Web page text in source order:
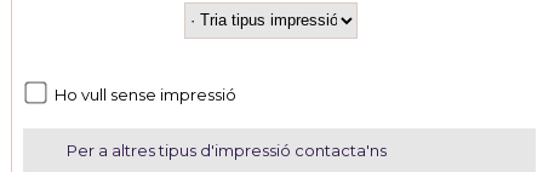
Ho vull sense impressió
Per a altres tipus d'impressió contacta'ns